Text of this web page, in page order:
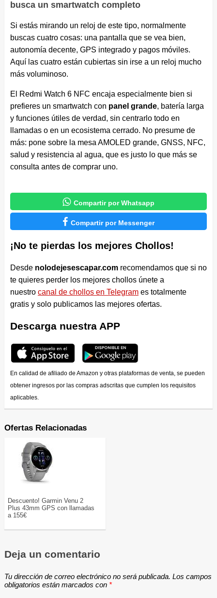
busca un smartwatch completo
Si estás mirando un reloj de este tipo, normalmente
buscas cuatro cosas: una pantalla que se vea bien,
autonomía decente, GPS integrado y pagos móviles.
Aquí las cuatro están cubiertas sin irse a un reloj mucho
más voluminoso.
El Redmi Watch 6 NFC encaja especialmente bien si
prefieres un smartwatch con panel grande, batería larga
y funciones útiles de verdad, sin centrarlo todo en
llamadas o en un ecosistema cerrado. No presume de
más: pone sobre la mesa AMOLED grande, GNSS, NFC,
salud y resistencia al agua, que es justo lo que más se
consulta antes de comprar uno.
 Compartir por Whatsapp
 Compartir por Messenger
¡No te pierdas los mejores Chollos!
Desde nolodejesescapar.comrecomendamos que si no
te quieres perder los mejores chollos únete a
nuestro canal de chollos en Telegrames totalmente
gratis y solo publicamos las mejores ofertas.
Descarga nuestra APP
En calidad de afiliado de Amazon y otras plataformas de venta, se pueden
obtener ingresos por las compras adscritas que cumplen los requisitos
aplicables.
Ofertas Relacionadas
Descuento! Garmin Venu 2
Plus 43mm GPS con llamadas
a 155€
Deja un comentario
Tu dirección de correo electrónico no será publicada. Los campos
obligatorios están marcados con *